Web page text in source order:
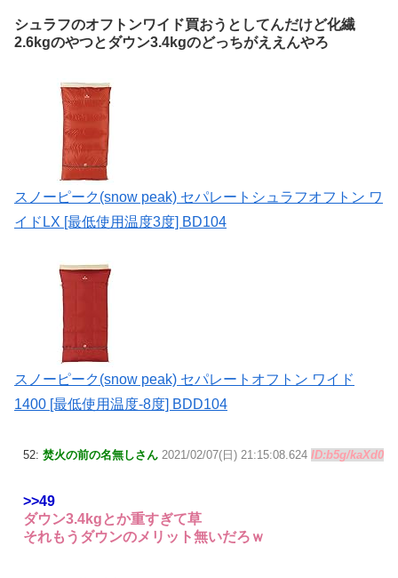
シュラフのオフトンワイド買おうとしてんだけど化繊
2.6kgのやつとダウン3.4kgのどっちがええんやろ
スノーピーク(snow peak) セパレートシュラフオフトン ワ
イドLX [最低使用温度3度] BD104
スノーピーク(snow peak) セパレートオフトン ワイド
1400 [最低使用温度-8度] BDD104
52: 焚火の前の名無しさん 2021/02/07(日) 21:15:08.624 ID:b5g/kaXd0
>>49
ダウン3.4kgとか重すぎて草
それもうダウンのメリット無いだろｗ